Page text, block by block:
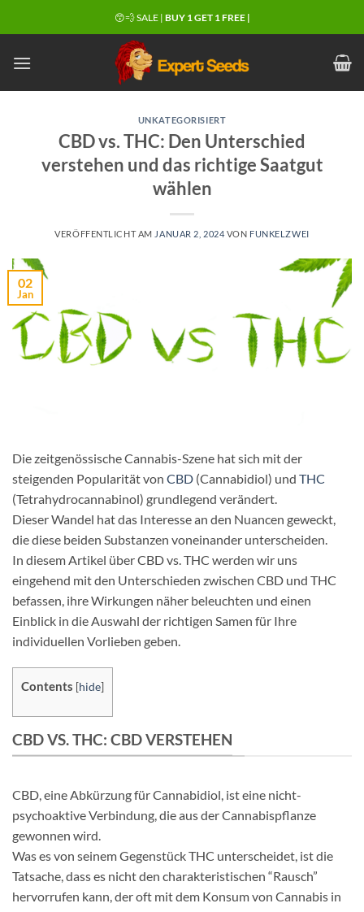
😙💨 SALE | BUY 1 GET 1 FREE |
UNKATEGORISIERT
CBD vs. THC: Den Unterschied
verstehen und das richtige Saatgut
wählen
VERÖFFENTLICHT AM JANUAR 2, 2024 VON FUNKELZWEI
02
Jan
Die zeitgenössische Cannabis-Szene hat sich mit der
steigenden Popularität von CBD (Cannabidiol) und THC
(Tetrahydrocannabinol) grundlegend verändert.
Dieser Wandel hat das Interesse an den Nuancen geweckt,
die diese beiden Substanzen voneinander unterscheiden.
In diesem Artikel über CBD vs. THC werden wir uns
eingehend mit den Unterschieden zwischen CBD und THC
befassen, ihre Wirkungen näher beleuchten und einen
Einblick in die Auswahl der richtigen Samen für Ihre
individuellen Vorlieben geben.
Contents [hide]
CBD VS. THC: CBD VERSTEHEN
CBD, eine Abkürzung für Cannabidiol, ist eine nicht-
psychoaktive Verbindung, die aus der Cannabispflanze
gewonnen wird.
Was es von seinem Gegenstück THC unterscheidet, ist die
Tatsache, dass es nicht den charakteristischen “Rausch”
hervorrufen kann, der oft mit dem Konsum von Cannabis in